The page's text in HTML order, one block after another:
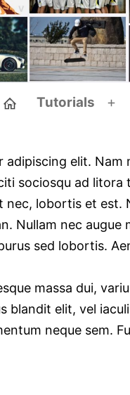
◌ Tutorials
elit.
sociosqu ad
lobortis et
Nullam nec
sed lobortis.
massa dui,
blandit elit, vel
neque sem.